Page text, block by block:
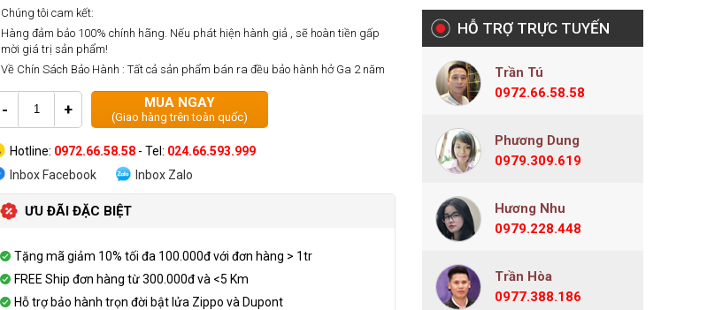
Chúng tôi cam kết:
Hàng đảm bảo 100% chính hãng. Nếu phát hiện hành giả , sẽ hoàn tiền gấp
mời giá trị sản phẩm!
Về Chín Sách Bảo Hành : Tất cả sản phẩm bán ra đều bảo hành hở Ga 2 năm
- + MUA NGAY
(Giao hàng trên toàn quốc)
Hotline: 0972.66.58.58 - Tel: 024.66.593.999
Inbox Facebook
Inbox Zalo
ƯU ĐÃI ĐẶC BIỆT
Tặng mã giảm 10% tối đa 100.000đ với đơn hàng > 1tr
FREE Ship đơn hàng từ 300.000đ và <5 Km
Hỗ trợ bảo hành trọn đời bật lửa Zippo và Dupont
HỖ TRỢ TRỰC TUYẾN
Trần Tú
0972.66.58.58
Phương Dung
0979.309.619
Hương Nhu
0979.228.448
Trần Hòa
0977.388.186